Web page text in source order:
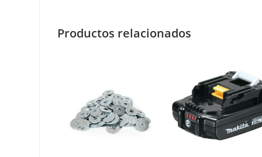
Productos relacionados